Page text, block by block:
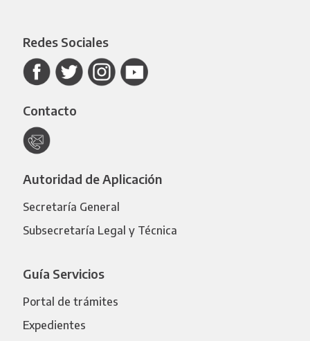
Redes Sociales
Contacto
Autoridad de Aplicación
Secretaría General
Subsecretaría Legal y Técnica
Guía Servicios
Portal de trámites
Expedientes